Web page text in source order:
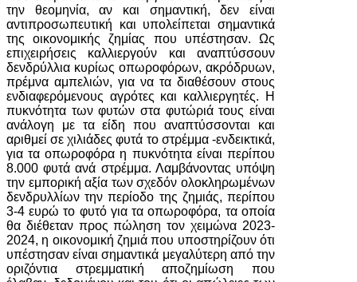
την θεομηνία, αν και σημαντική, δεν είναι
αντιπροσωπευτική και υπολείπεται σημαντικά
της οικονομικής ζημίας που υπέστησαν. Ως
επιχειρήσεις καλλιεργούν και αναπτύσσουν
δενδρύλλια κυρίως οπωροφόρων, ακρόδρυων,
πρέμνα αμπελιών, για να τα διαθέσουν στους
ενδιαφερόμενους αγρότες και καλλιεργητές. Η
πυκνότητα των φυτών στα φυτώριά τους είναι
ανάλογη με τα είδη που αναπτύσσονται και
αριθμεί σε χιλιάδες φυτά το στρέμμα -ενδεικτικά,
για τα οπωροφόρα η πυκνότητα είναι περίπου
8.000 φυτά ανά στρέμμα. Λαμβάνοντας υπόψη
την εμπορική αξία των σχεδόν ολοκληρωμένων
δενδρυλλίων την περίοδο της ζημιάς, περίπου
3-4 ευρώ το φυτό για τα οπωροφόρα, τα οποία
θα διέθεταν προς πώληση τον χειμώνα 2023-
2024, η οικονομική ζημιά που υποστηρίζουν ότι
υπέστησαν είναι σημαντικά μεγαλύτερη από την
οριζόντια στρεμματική αποζημίωση που